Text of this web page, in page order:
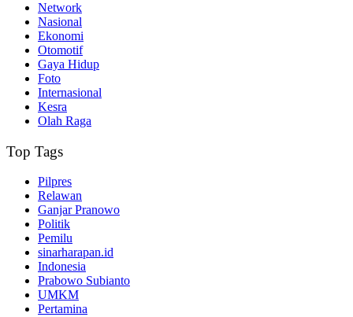
Network
Nasional
Ekonomi
Otomotif
Gaya Hidup
Foto
Internasional
Kesra
Olah Raga
Top Tags
Pilpres
Relawan
Ganjar Pranowo
Politik
Pemilu
sinarharapan.id
Indonesia
Prabowo Subianto
UMKM
Pertamina